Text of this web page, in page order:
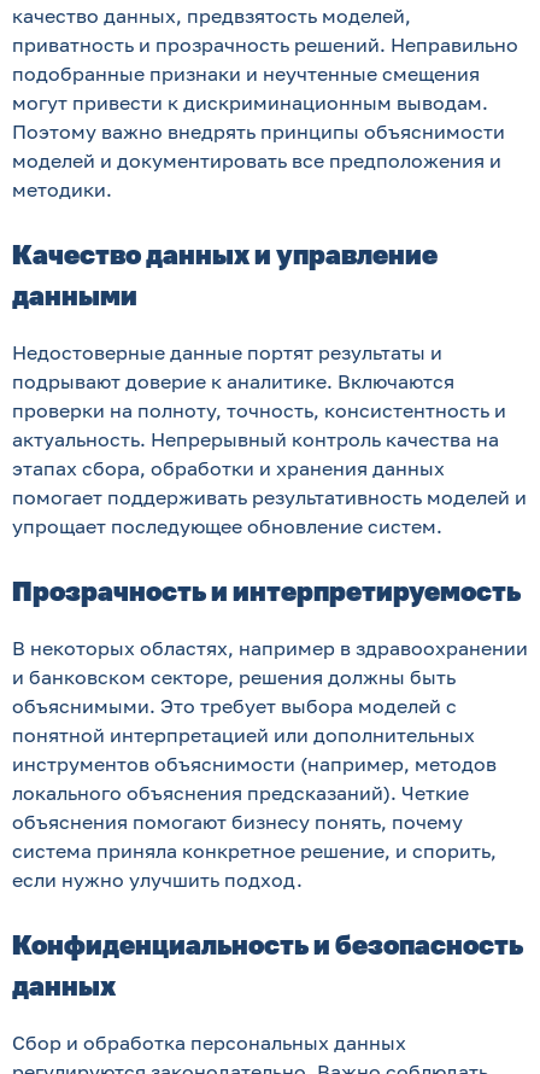
качество данных, предвзятость моделей,
приватность и прозрачность решений. Неправильно
подобранные признаки и неучтенные смещения
могут привести к дискриминационным выводам.
Поэтому важно внедрять принципы объяснимости
моделей и документировать все предположения и
методики.
Качество данных и управление
данными
Недостоверные данные портят результаты и
подрывают доверие к аналитике. Включаются
проверки на полноту, точность, консистентность и
актуальность. Непрерывный контроль качества на
этапах сбора, обработки и хранения данных
помогает поддерживать результативность моделей и
упрощает последующее обновление систем.
Прозрачность и интерпретируемость
В некоторых областях, например в здравоохранении
и банковском секторе, решения должны быть
объяснимыми. Это требует выбора моделей с
понятной интерпретацией или дополнительных
инструментов объяснимости (например, методов
локального объяснения предсказаний). Четкие
объяснения помогают бизнесу понять, почему
система приняла конкретное решение, и спорить,
если нужно улучшить подход.
Конфиденциальность и безопасность
данных
Сбор и обработка персональных данных